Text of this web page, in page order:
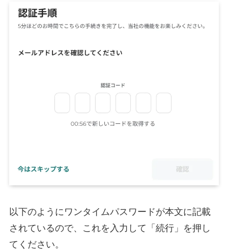
以下のようにワンタイムパスワードが本文に記載
されているので、これを入力して「続行」を押し
てください。